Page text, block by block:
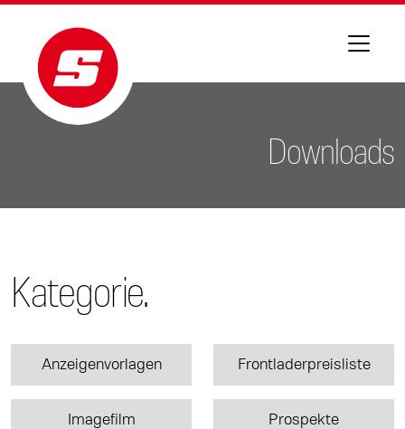
Downloads
Kategorie.
Anzeigenvorlagen Frontladerpreisliste
Imagefilm Prospekte